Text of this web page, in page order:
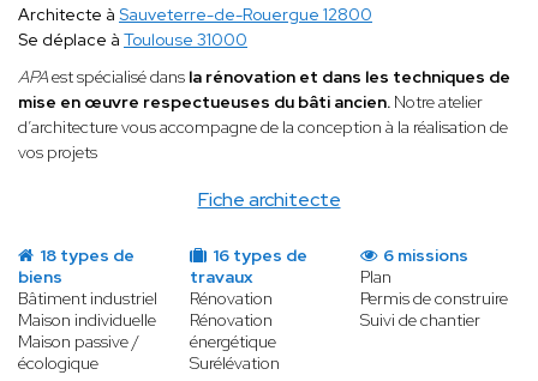
Fiche architecte
Architecte à Sauveterre-de-Rouergue 12800
Se déplace à Toulouse 31000
APAest spécialisédans la rénovation et dans les techniques de
mise en œuvre respectueuses du bâti ancien. Notre atelier
d’architecture vous accompagne de la conception à la réalisation de
vos projets
18 types de
biens
Bâtiment industriel
Maison individuelle
Maison passive /
écologique
16 types de
travaux
Rénovation
Rénovation
énergétique
Surélévation
6 missions
Plan
Permis de construire
Suivi de chantier